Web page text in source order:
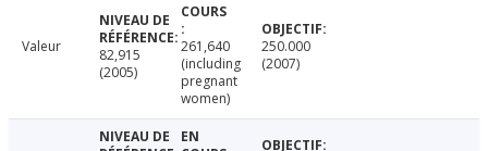
Valeur
82,915
(2005)
261,640
(including
pregnant
women)
250.000
(2007)